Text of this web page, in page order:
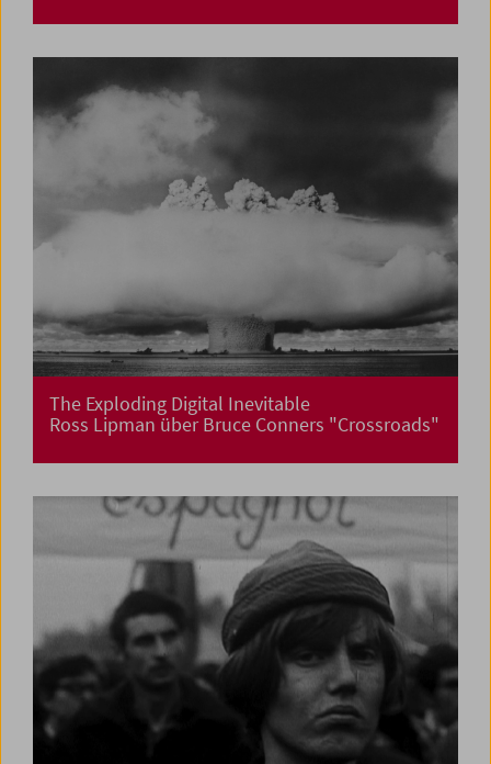
The Exploding Digital Inevitable
Ross Lipman über Bruce Conners "Crossroads"